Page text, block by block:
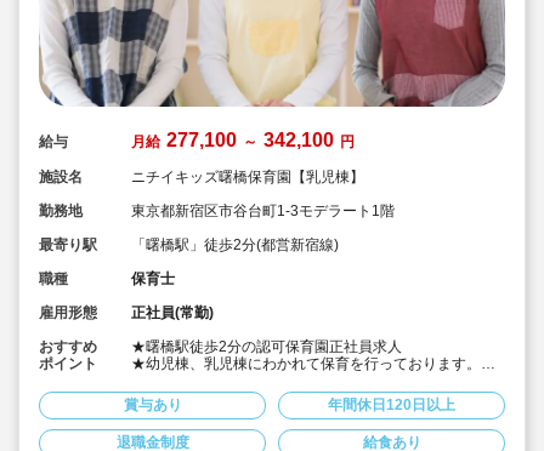
給与 月給 277,100 ～ 342,100 円
施設名
ニチイキッズ曙橋保育園【乳児棟】
勤務地
東京都新宿区市谷台町1-3モデラート1階
最寄り駅
「曙橋駅」徒歩2分(都営新宿線)
職種
保育士
雇用形態
正社員(常勤)
おすすめ
ポイント
★曙橋駅徒歩2分の認可保育園正社員求人
★幼児棟、乳児棟にわかれて保育を行っております。
★「おもいっきり遊ぶ。おもいっきり学ぶ。」という保
育理念に共感した多くの仲間が一緒に園を創り上げてい
きます！
賞与あり 年間休日120日以上
退職金制度 給食あり